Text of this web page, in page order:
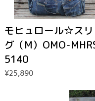
モヒュロール☆ス
グ（M）OMO-
5140
¥25,890